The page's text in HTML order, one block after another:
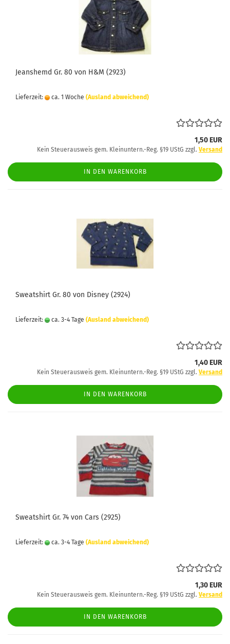
Jeanshemd Gr. 80 von H&M (2923)
Lieferzeit: ca. 1 Woche (Ausland abweichend)
1,50 EUR
Kein Steuerausweis gem. Kleinuntern.-Reg. §19 UStG zzgl. Versand
IN DEN WARENKORB
Sweatshirt Gr. 80 von Disney (2924)
Lieferzeit: ca. 3-4 Tage (Ausland abweichend)
1,40 EUR
Kein Steuerausweis gem. Kleinuntern.-Reg. §19 UStG zzgl. Versand
IN DEN WARENKORB
Sweatshirt Gr. 74 von Cars (2925)
Lieferzeit: ca. 3-4 Tage (Ausland abweichend)
1,30 EUR
Kein Steuerausweis gem. Kleinuntern.-Reg. §19 UStG zzgl. Versand
IN DEN WARENKORB